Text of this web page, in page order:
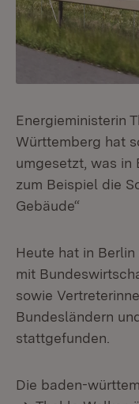
Energieministerin
Württemberg hat
umgesetzt, was in
zum Beispiel die
Gebäude“
Heute hat in
mit
sowie
Bundesländern
stattgefunden.
Die baden-